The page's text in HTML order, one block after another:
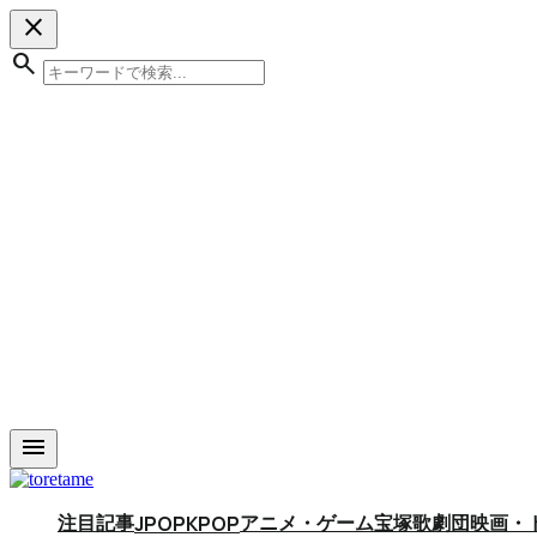
close
search
menu
注目記事JPOPKPOPアニメ・ゲーム宝塚歌劇団映画・